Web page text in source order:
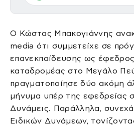
Ο Κώστας Μπακογιάννης
media ότι συμμετείχε σε
επανεκπαίδευσης ως
καταδρομέας στο Μεγάλο
πραγματοποίησε δύο ακόμη
μήνυμα υπέρ της εφεδρείας
Δυνάμεις. Παράλληλα,
Ειδικών Δυνάμεων,